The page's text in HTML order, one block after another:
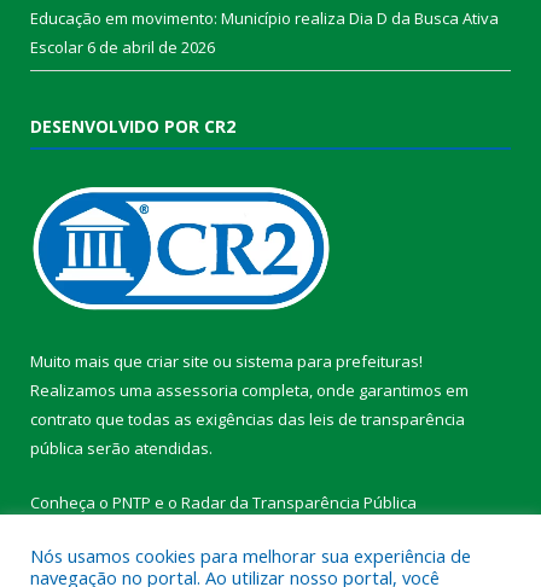
Educação em movimento: Município realiza Dia D da Busca Ativa
Escolar6 de abril de 2026
DESENVOLVIDO POR CR2
Muito mais que criar site ou sistema para prefeituras!
Realizamos uma assessoria completa, onde garantimos em
contrato que todas as exigências das leis de transparência
pública serão atendidas.
Conheça o PNTP e o Radar da Transparência Pública
Nós usamos cookies para melhorar sua experiência de
navegação no portal. Ao utilizar nosso portal, você